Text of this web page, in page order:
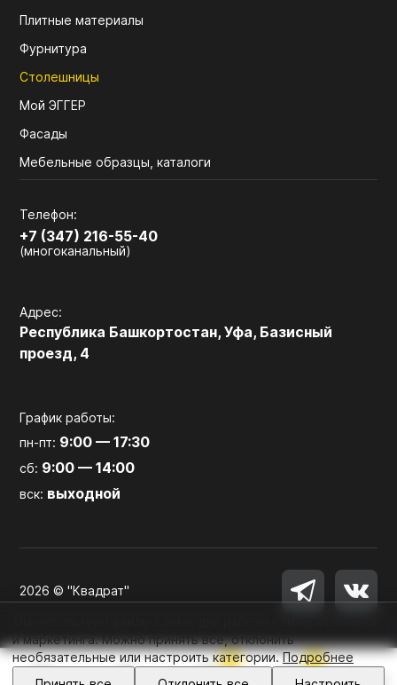
0 0
Войти
Плитные материалы
Фурнитура
Столешницы
Мой ЭГГЕР
Фасады
Мебельные образцы, каталоги
Телефон:
+7 (347) 216-55-40
(многоканальный)
Адрес:
Республика Башкортостан, Уфа, Базисный
проезд, 4
График работы:
пн-пт: 9:00 — 17:30
сб: 9:00 — 14:00
вск: выходной
2026 © "Квадрат"
и маркетинга. Можно принять все, отклонить
необязательные или настроить категории.Подробнее